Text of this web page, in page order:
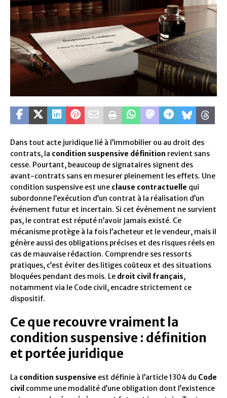
Dans tout acte juridique lié à l’immobilier ou au droit des
contrats, la condition suspensive définition revient sans
cesse. Pourtant, beaucoup de signataires signent des
avant-contrats sans en mesurer pleinement les effets. Une
condition suspensive est une clause contractuelle qui
subordonne l’exécution d’un contrat à la réalisation d’un
événement futur et incertain. Si cet événement ne survient
pas, le contrat est réputé n’avoir jamais existé. Ce
mécanisme protège à la fois l’acheteur et le vendeur, mais il
génère aussi des obligations précises et des risques réels en
cas de mauvaise rédaction. Comprendre ses ressorts
pratiques, c’est éviter des litiges coûteux et des situations
bloquées pendant des mois. Le droit civil français,
notamment via le Code civil, encadre strictement ce
dispositif.
Ce que recouvre vraiment la
condition suspensive : définition
et portée juridique
La condition suspensive est définie à l’article 1304 du Code
civil comme une modalité d’une obligation dont l’existence